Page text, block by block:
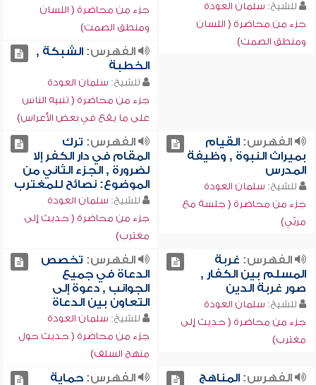
للشيخ: سلمان العودة
جزء من محاضرة ( اللسان
ومنطق الصمت)
جزء من محاضرة ( اللسان
ومنطق الصمت)
الفهرس:الشبكة ,
الخطبة
للشيخ: سلمان العودة
جزء من محاضرة ( تنبيه الناس
على ما يقع في بعض الأعراس)
الفهرس:القيام
بميراث النبوة , وظيفة
المدرس
للشيخ: سلمان العودة
جزء من محاضرة ( جلسة مع
مربّي)
الفهرس: ترك
المقام في دار الكفر إلا
لضرورة , الجزء الثاني من
الموضوع: نصائح للمغترب
للشيخ: سلمان العودة
جزء من محاضرة ( حديث إلى
مغترب)
الفهرس: غربة
المسلم بين الكفار ,
صور غربة الدين
للشيخ: سلمان العودة
جزء من محاضرة ( حديث إلى
مغترب)
الفهرس: تخصص
الدعاة في جميع
الجوانب , دعوة إلى
التعاون بين الدعاة
للشيخ: سلمان العودة
جزء من محاضرة ( حديث حول
منهج السلف)
الفهرس:المناهج
الفهرس:حماية